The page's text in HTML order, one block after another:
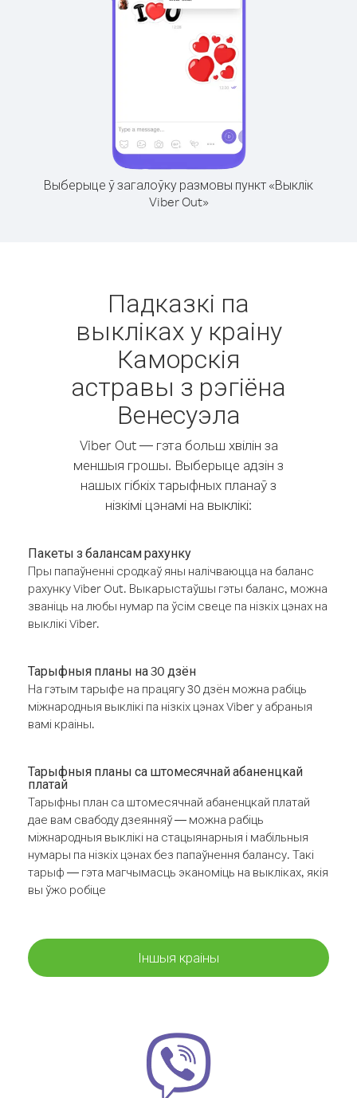
Выберыце ў загалоўку размовы пункт «Выклік
Viber Out»
Падказкі па
выкліках у краіну
Каморскія
астравы з рэгіёна
Венесуэла
Viber Out — гэта больш хвілін за
меншыя грошы. Выберыце адзін з
нашых гібкіх тарыфных планаў з
нізкімі цэнамі на выклікі:
Пакеты з балансам рахунку
Пры папаўненні сродкаў яны налічваюцца на баланс
рахунку Viber Out. Выкарыстаўшы гэты баланс, можна
званіць на любы нумар па ўсім свеце па нізкіх цэнах на
выклікі Viber.
Тарыфныя планы на 30 дзён
На гэтым тарыфе на працягу 30 дзён можна рабіць
міжнародныя выклікі па нізкіх цэнах Viber у абраныя
вамі краіны.
Тарыфныя планы са штомесячнай абаненцкай
платай
Тарыфны план са штомесячнай абаненцкай платай
дае вам свабоду дзеянняў — можна рабіць
міжнародныя выклікі на стацыянарныя і мабільныя
нумары па нізкіх цэнах без папаўнення балансу. Такі
тарыф — гэта магчымасць эканоміць на выкліках, якія
вы ўжо робіце
Іншыя краіны